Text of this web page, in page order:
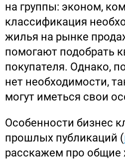
на группы: эконом,
классификация
жилья на рынке
помогают подобрать
покупателя. Однако,
нет необходимости,
могут иметься свои
Особенности бизнес
прошлых публикаций (
расскажем про общие